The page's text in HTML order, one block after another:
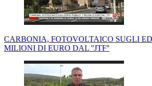
CARBONIA, FOTOVOLTAICO SUGLI
MILIONI DI EURO DAL ''JTF''